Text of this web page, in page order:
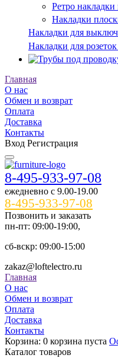
Ретро
Накладки
Накладки для
Накладки для розеток
Главная
О нас
Обмен и возврат
Оплата
Доставка
Контакты
Вход Регистрация
8-495-933-97-08
ежедневно c 9.00-19.00
8-495-933-97-08
Позвонить и заказать
пн-пт: 09:00-19:00,
сб-вскр: 09:00-15:00
zakaz@loftelectro.ru
Главная
О нас
Обмен и возврат
Оплата
Доставка
Контакты
Корзина: 0 корзина пуста
Каталог товаров